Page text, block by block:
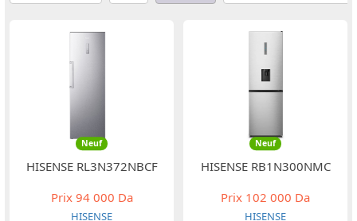
Neuf
HISENSE RL3N372NBCF
Prix94 000 Da
HISENSE
Neuf
HISENSE RB1N300NMC
Prix 102 000 Da
HISENSE